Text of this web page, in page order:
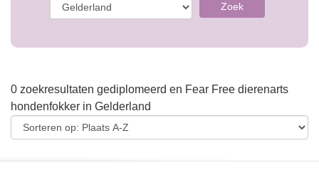
Zoek
0 zoekresultaten gediplomeerd en Fear Free dierenarts
hondenfokker in Gelderland